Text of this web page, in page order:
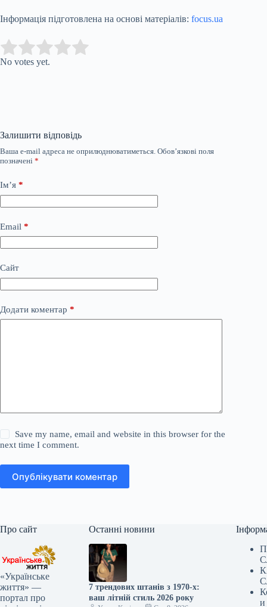
Інформація підготовлена на основі матеріалів: focus.ua
Rate this item:
No votes yet.
Залишити відповідь
Ваша e-mail адреса не оприлюднюватиметься. Обов’язкові поля
позначені *
Ім’я *
Email *
Сайт
Додати коментар *
Save my name, email and website in this browser for the
next time I comment.
Опублікувати коментар
Про сайт
«Українське
життя» —
портал про
Останні новини
7 трендових штанів з 1970-х:
ваш літній стиль 2026 року
и